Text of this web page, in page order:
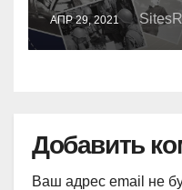
АПР 29, 2021
Добавить
Ваш адрес email не